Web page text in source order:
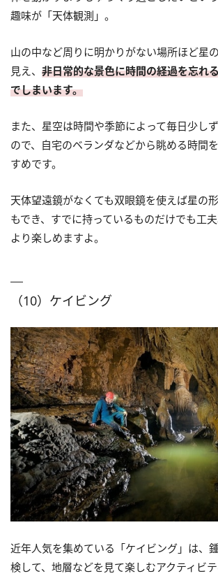
趣味が「天体観測」。
山の中など周りに明かりがない場所ほど星
見え、 非日常的な景色に時間の経過を忘れ
でしまいます。
また、星空は時間や季節によって毎日少し
ので、自宅のベランダなどから眺める時間
すめです。
天体望遠鏡がなくても双眼鏡を使えば星の
もでき、すでに持っているものだけでも工
より楽しめますよ。
（10）ケイビング
近年人気を集めている「ケイビング」は、
検して、地層などを見て楽しむアクティビテ